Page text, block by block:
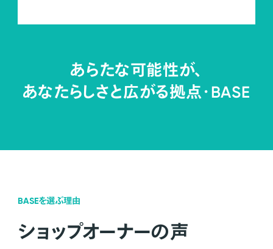
あらたな可能性が、
あなたらしさと広がる拠点・BASE
BASEを選ぶ理由
ショップオーナーの声